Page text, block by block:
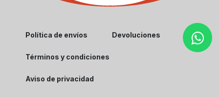
Política de envíos Devoluciones
Términos y condiciones
Aviso de privacidad